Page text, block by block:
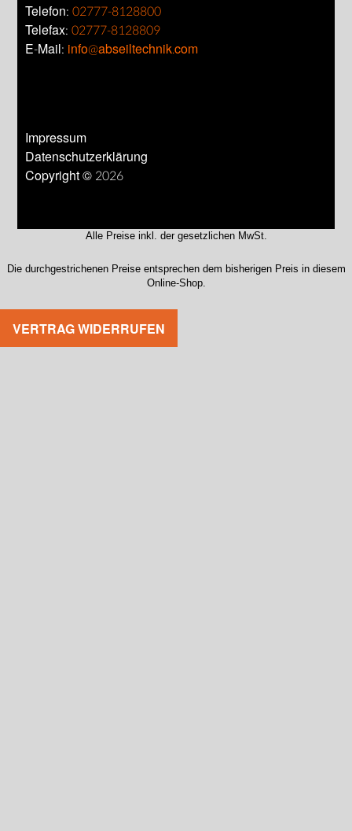
Telefon:02777-8128800
Telefax:02777-8128809
E-Mail: info@abseiltechnik.com
Impressum
Datenschutzerklärung
Copyright © 2026
Alle Preise inkl. der gesetzlichen MwSt.
Die durchgestrichenen Preise entsprechen dem bisherigen Preis in diesem
Online-Shop.
VERTRAG WIDERRUFEN